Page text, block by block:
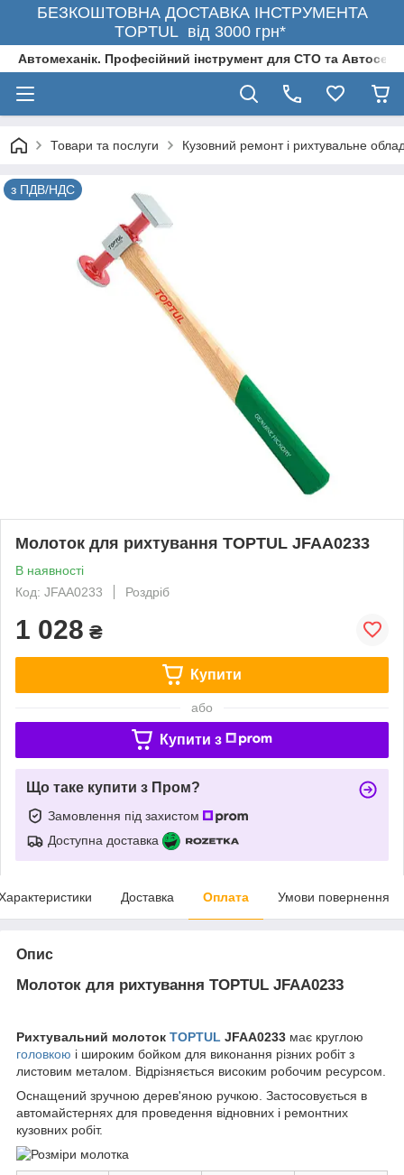
БЕЗКОШТОВНА ДОСТАВКА ІНСТРУМЕНТА
TOPTUL від 3000 грн*
Автомеханік. Професійний інструмент для СТО та
Товари та послуги Кузовний ремонт і рихтувальне
з ПДВ/НДС
Молоток для рихтування TOPTUL JFAA0233
В наявності
Код: JFAA0233
Роздріб
1 028 ₴
Купити
або
Купити з
Що таке купити з Пром?
Замовлення під захистом
Доступна доставка
Доставка Оплата Умови повернення
Опис
Молоток для рихтування TOPTUL JFAA0233
Рихтувальний молоток TOPTUL JFAA0233 має круглою
головкою і широким бойком для виконання різних робіт з
листовим металом. Відрізняється високим робочим ресурсом.
Оснащений зручною дерев'яною ручкою. Застосовується в
автомайстернях для проведення відновних і ремонтних
кузовних робіт.